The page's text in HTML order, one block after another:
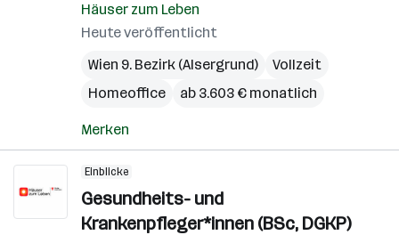
Häuser zum Leben
Heute veröffentlicht
Wien 9. Bezirk (Alsergrund)
Vollzeit
Homeoffice
ab 3.603 € monatlich
Merken
Einblicke
Gesundheits- und
Krankenpfleger*innen (BSc, DGKP)